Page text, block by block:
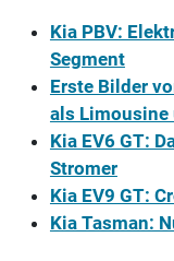
Kia PBV:
Segment
Erste Bilder
als Limousine
Kia EV6 GT:
Stromer
Kia EV9 GT:
Kia Tasman: